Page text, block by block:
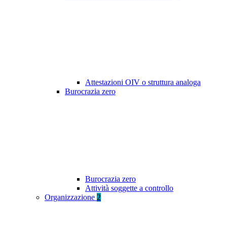
Attestazioni OIV o struttura analoga
Burocrazia zero
Burocrazia zero
Attività soggette a controllo
Organizzazione 2